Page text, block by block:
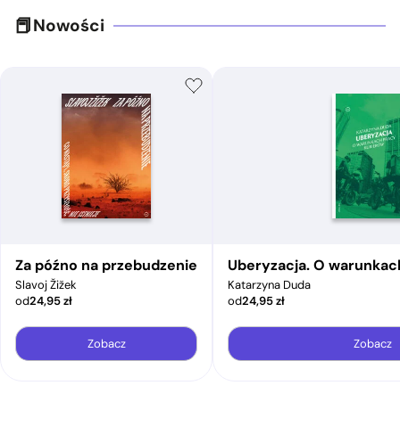
Nowości
Za późno na przebudzenie
Slavoj Žižek
od24,95zł
Zobacz
Uberyzacja. O
Katarzyna Duda
od24,95zł
Zobacz